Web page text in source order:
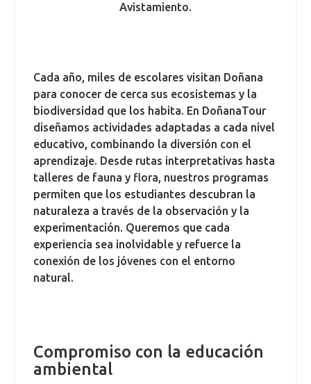
Avistamiento.
Cada año, miles de escolares visitan Doñana
para conocer de cerca sus ecosistemas y la
biodiversidad que los habita. En DoñanaTour
diseñamos actividades adaptadas a cada nivel
educativo, combinando la diversión con el
aprendizaje. Desde rutas interpretativas hasta
talleres de fauna y flora, nuestros programas
permiten que los estudiantes descubran la
naturaleza a través de la observación y la
experimentación. Queremos que cada
experiencia sea inolvidable y refuerce la
conexión de los jóvenes con el entorno
natural.
Compromiso con la educación
ambiental